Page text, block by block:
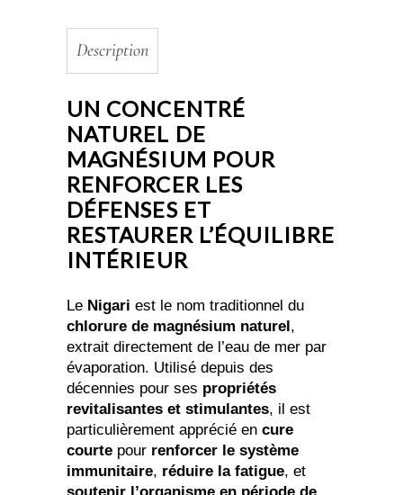
Description
UN CONCENTRÉ
NATUREL DE
MAGNÉSIUM POUR
RENFORCER LES
DÉFENSES ET
RESTAURER L’ÉQUILIBRE
INTÉRIEUR
Le Nigari est le nom traditionnel du
chlorure de magnésium naturel ,
extrait directement de l’eau de mer par
évaporation. Utilisé depuis des
décennies pour ses propriétés
revitalisantes et stimulantes, il est
particulièrement apprécié en cure
courte pour renforcer le système
immunitaire, réduire la fatigue, et